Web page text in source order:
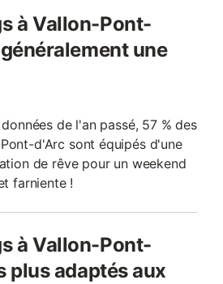
à Vallon-Pont-
une
de l'an passé, 57 % des
d'Arc sont équipés d'une
de rêve pour un weekend
farniente !
à Vallon-Pont-
plus adaptés aux